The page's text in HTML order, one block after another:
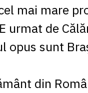
mai mare
urmat de
opus sunt
din